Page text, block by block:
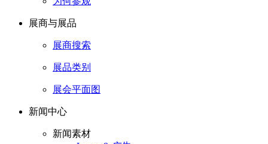
展商与展品
展商搜索
展品类别
展会平面图
新闻中心
新闻素材